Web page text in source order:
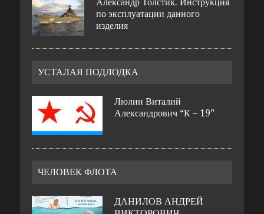
по эксплуатации данного
изделия
УСТАЛАЯ ПОДЛОДКА
Люлин Виталий
Александрович “К – 19”
ЧЕЛОВЕК ФЛОТА
ДАНИЛОВ АНДРЕЙ